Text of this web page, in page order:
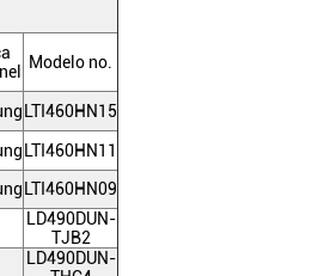
Modelo no.
LTI460HN15
LTI460HN11
LTI460HN09
LD490DUN-
TJB2
LD490DUN-